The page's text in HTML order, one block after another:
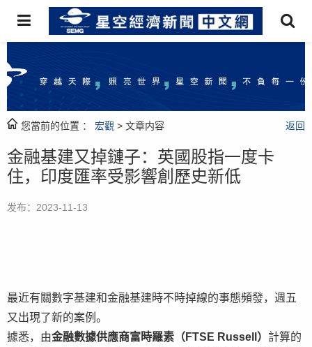
您當前的位置 ： 宏觀 > 文章内容 返回
金融基建又掉鏈子：英國股指一度卡
住，印度匯率受影響創歷史新低
发布：2023-11-13
最近有關數字基建和金融基建時不時掉線的事態頻發，週五
又出現了新的案例。
據悉，由金融數據供應商富時羅素（FTSE Russell） 計算的